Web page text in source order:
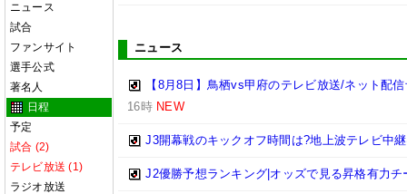
ニュース
試合
ファンサイト
選手公式
著名人
日程
予定
試合 (2)
テレビ放送 (1)
ラジオ放送
ニュース
【8月8日】鳥栖vs甲府のテレビ放送/ネット配
16時 NEW
J3開幕戦のキックオフ時間は?地上波テレビ中
J2優勝予想ランキング|オッズで見る昇格有力チ